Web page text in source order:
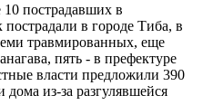
10 пострадавших в
пострадали в городе Тиба, в
травмированных, еще
пять - в префектуре
власти предложили 390
из-за разгулявшейся